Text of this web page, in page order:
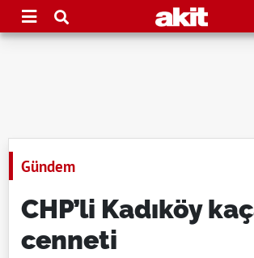
Gündem
CHP’li Kadıköy
cenneti